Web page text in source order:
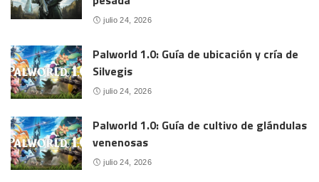
julio 24, 2026
Palworld 1.0: Guía de ubicación y cría de
Silvegis
julio 24, 2026
Palworld 1.0: Guía de cultivo de glándulas
venenosas
julio 24, 2026